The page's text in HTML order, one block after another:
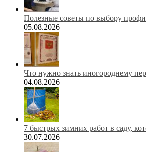
Полезные советы по выбору
05.08.2026
Что нужно знать иногороднему
04.08.2026
7 быстрых зимних работ в саду,
30.07.2026